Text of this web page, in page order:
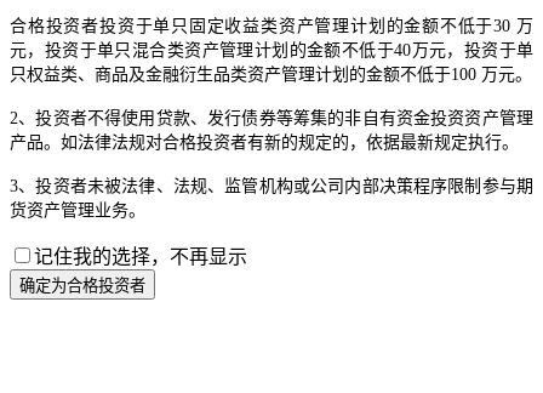
合格投资者投资于单只固定收益类资产管理计划的金额不低于30 万
元，投资于单只混合类资产管理计划的金额不低于40万元，投资于单
只权益类、商品及金融衍生品类资产管理计划的金额不低于100 万元。
2、投资者不得使用贷款、发行债券等筹集的非自有资金投资资产管理
产品。如法律法规对合格投资者有新的规定的，依据最新规定执行。
3、投资者未被法律、法规、监管机构或公司内部决策程序限制参与期
货资产管理业务。
记住我的选择，不再显示
确定为合格投资者